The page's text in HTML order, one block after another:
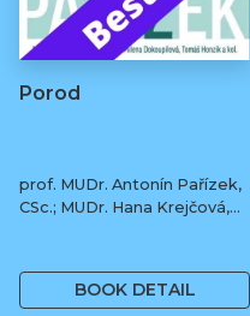
Porod
prof. MUDr. Antonín Pařízek,
CSc.; MUDr. Hana Krejčová,
Tomáš Honzík, Ph.D. a kol.
BOOK DETAIL